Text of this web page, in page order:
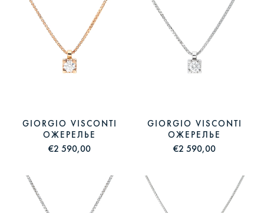
GIORGIO VISCONTI
ОЖЕРЕЛЬЕ
€2 590,00
GIORGIO VISCONTI
ОЖЕРЕЛЬЕ
€2 590,00